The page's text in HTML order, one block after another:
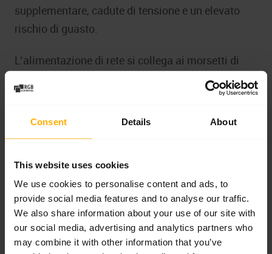
Consent Details About
This website uses cookies
We use cookies to personalise content and ads, to
provide social media features and to analyse our traffic.
We also share information about your use of our site with
our social media, advertising and analytics partners who
may combine it with other information that you’ve
supplementare, cadute di tensione e un elevato
rischio di guasto.
L’alimentazione di rete si collega ai morsetti di
ilcollegamento del motore elettrico
si effettua
all’uscita dell’inverter ai morsetti U, V, W.
Nella pratica industriale è molto importante la
compatibilità elettromagnetica. Pertanto, i cavi
motore devono essere schermati e lo schermo
deve essere correttamente messo a terra. Questo